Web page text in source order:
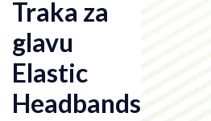
Traka za
glavu
Elastic
Headbands